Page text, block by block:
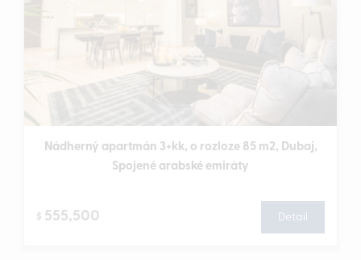
Nádherný apartmán 3+kk, o rozloze 85 m2, Dubaj,
Spojené arabské emiráty
$ 555,500 Detail